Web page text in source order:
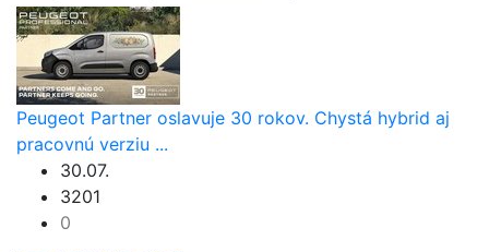
Peugeot Partner oslavuje 30 rokov. Chystá hybrid aj
pracovnú verziu ...
30.07.
3201
0